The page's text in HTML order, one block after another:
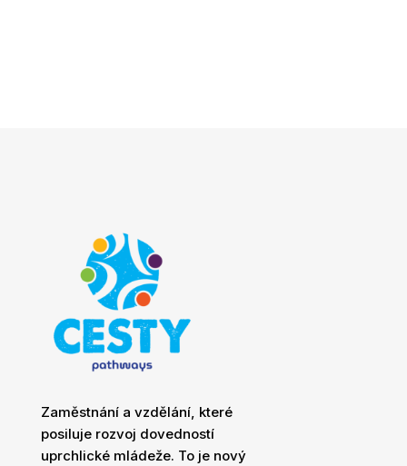
Zaměstnání a vzdělání, které
posiluje rozvoj dovedností
uprchlické mládeže. To je nový